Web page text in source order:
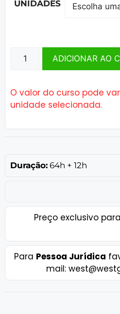
UNIDADES
ADICIONAR AO
O valor do curso pode
unidade selecionada.
Duração: 64h + 12h
Preço exclusivo para
Para Pessoa Jurídica
mail: